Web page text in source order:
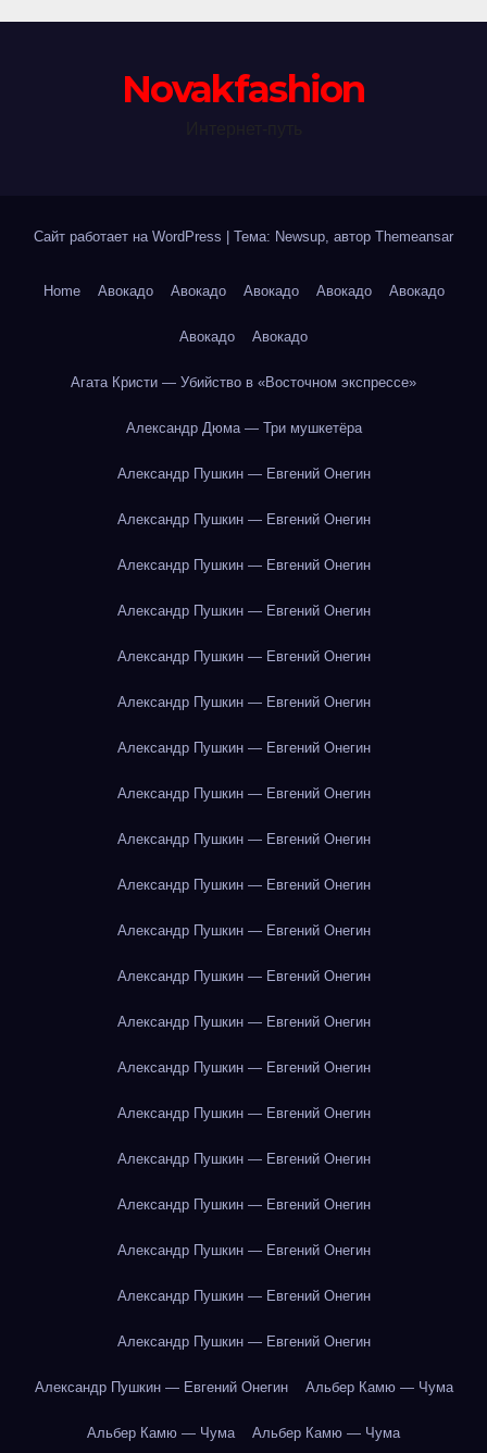
Novakfashion
Сайт работает на WordPress Тема: Newsup, автор Themeansar
Home Авокадо Авокадо Авокадо Авокадо Авокадо
Авокадо Авокадо
Агата Кристи — Убийство в «Восточном экспрессе»
Александр Дюма — Три мушкетёра
Александр Пушкин — Евгений Онегин
Александр Пушкин — Евгений Онегин
Александр Пушкин — Евгений Онегин
Александр Пушкин — Евгений Онегин
Александр Пушкин — Евгений Онегин
Александр Пушкин — Евгений Онегин
Александр Пушкин — Евгений Онегин
Александр Пушкин — Евгений Онегин
Александр Пушкин — Евгений Онегин
Александр Пушкин — Евгений Онегин
Александр Пушкин — Евгений Онегин
Александр Пушкин — Евгений Онегин
Александр Пушкин — Евгений Онегин
Александр Пушкин — Евгений Онегин
Александр Пушкин — Евгений Онегин
Александр Пушкин — Евгений Онегин
Александр Пушкин — Евгений Онегин
Александр Пушкин — Евгений Онегин
Александр Пушкин — Евгений Онегин
Александр Пушкин — Евгений Онегин
Александр Пушкин — Евгений Онегин Альбер Камю — Чума
Альбер Камю — Чума Альбер Камю — Чума